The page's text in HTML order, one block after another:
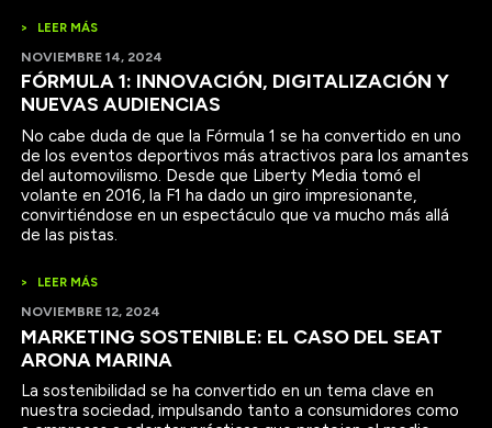
>
LEER MÁS
NOVIEMBRE 14, 2024
FÓRMULA 1: INNOVACIÓN, DIGITALIZACIÓN Y
NUEVAS AUDIENCIAS
No cabe duda de que la Fórmula 1 se ha convertido en uno
de los eventos deportivos más atractivos para los amantes
del automovilismo. Desde que Liberty Media tomó el
volante en 2016, la F1 ha dado un giro impresionante,
convirtiéndose en un espectáculo que va mucho más allá
de las pistas.
>
LEER MÁS
NOVIEMBRE 12, 2024
MARKETING SOSTENIBLE: EL CASO DEL SEAT
ARONA MARINA
La sostenibilidad se ha convertido en un tema clave en
nuestra sociedad, impulsando tanto a consumidores como